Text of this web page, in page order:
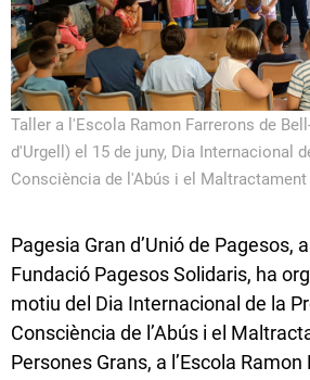
Taller a l'Escola Ramon Farrerons de
d'Urgell) el 15 de juny, Dia Internacional
Consciència de l'Abús i el
Pagesia Gran d’Unió de Pagesos,
Fundació Pagesos Solidaris, ha
motiu del Dia Internacional de la
Consciència de l’Abús i el
Persones Grans, a l’Escola